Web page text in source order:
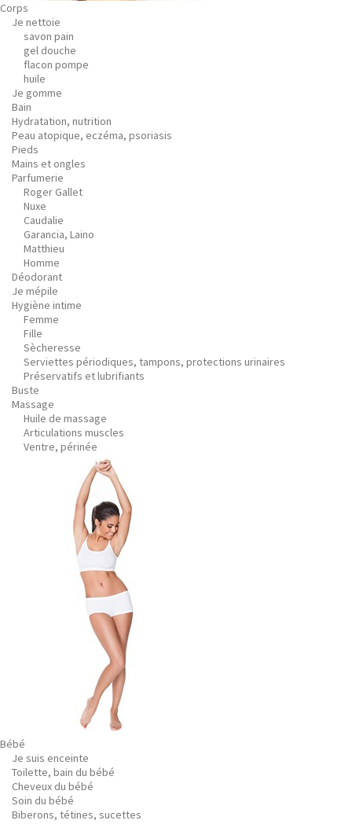
Corps
Je nettoie
savon pain
gel douche
flacon pompe
huile
Je gomme
Bain
Hydratation, nutrition
Peau atopique, eczéma, psoriasis
Pieds
Mains et ongles
Parfumerie
Roger Gallet
Nuxe
Caudalie
Garancia, Laino
Matthieu
Homme
Déodorant
Je mépile
Hygiène intime
Femme
Fille
Sècheresse
Serviettes périodiques, tampons, protections urinaires
Préservatifs et lubrifiants
Buste
Massage
Huile de massage
Articulations muscles
Ventre, périnée
Bébé
Je suis enceinte
Toilette, bain du bébé
Cheveux du bébé
Soin du bébé
Biberons, tétines, sucettes